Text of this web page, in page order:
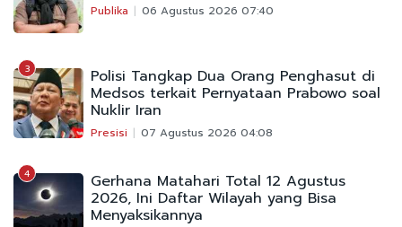
Publika 06 Agustus 2026 07:40
3 Polisi Tangkap Dua Orang Penghasut di
Medsos terkait Pernyataan Prabowo soal
Nuklir Iran
Presisi 07 Agustus 2026 04:08
4 Gerhana Matahari Total 12 Agustus
2026, Ini Daftar Wilayah yang Bisa
Menyaksikannya